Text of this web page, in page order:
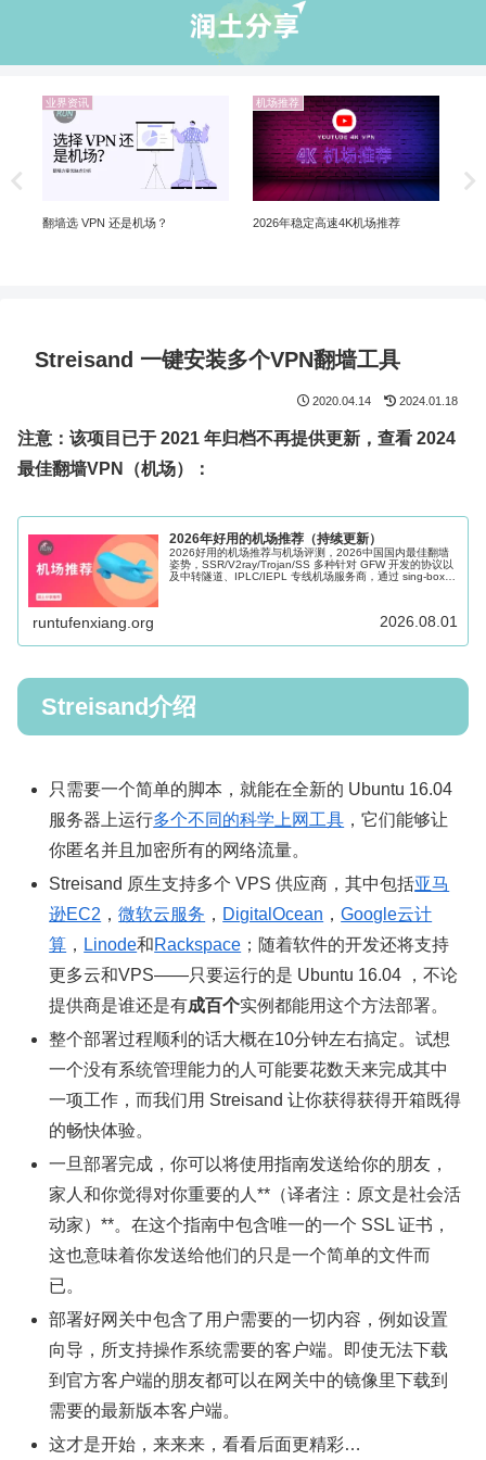
业界资讯
翻墙选 VPN 还是机场？
机场推荐
2026年稳定高速4K机场推荐
Streisand 一键安装多个VPN翻墙工具
2020.04.14 2024.01.18
注意：该项目已于 2021 年归档不再提供更新，查看 2024
最佳翻墙VPN（机场）：
2026年好用的机场推荐（持续更新）
2026好用的机场推荐与机场评测，2026中国国内最佳翻墙
姿势，SSR/V2ray/Trojan/SS 多种针对 GFW 开发的协议以
及中转隧道、IPLC/IEPL 专线机场服务商，通过 sing-box、
runtufenxiang.org 2026.08.01
Streisand介绍
只需要一个简单的脚本，就能在全新的 Ubuntu 16.04
服务器上运行多个不同的科学上网工具 ，它们能够让
你匿名并且加密所有的网络流量。
Streisand 原生支持多个 VPS 供应商，其中包括亚马
逊EC2 ，微软云服务 ， DigitalOcean ，Google云计
算 ， Linode和Rackspace ；随着软件的开发还将支持
更多云和VPS——只要运行的是 Ubuntu 16.04 ，不论
提供商是谁还是有成百个实例都能用这个方法部署。
整个部署过程顺利的话大概在10分钟左右搞定。试想
一个没有系统管理能力的人可能要花数天来完成其中
一项工作，而我们用 Streisand 让你获得获得开箱既得
的畅快体验。
一旦部署完成，你可以将使用指南发送给你的朋友，
家人和你觉得对你重要的人**（译者注：原文是社会活
动家）**。在这个指南中包含唯一的一个 SSL 证书，
这也意味着你发送给他们的只是一个简单的文件而
已。
部署好网关中包含了用户需要的一切内容，例如设置
向导，所支持操作系统需要的客户端。即使无法下载
到官方客户端的朋友都可以在网关中的镜像里下载到
需要的最新版本客户端。
这才是开始，来来来，看看后面更精彩…